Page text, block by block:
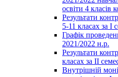
освіти 4 класів
Результати
5-11 класах за І
Графік
2021/2022 н.р.
Результати
класах за ІІ
Внутрішній